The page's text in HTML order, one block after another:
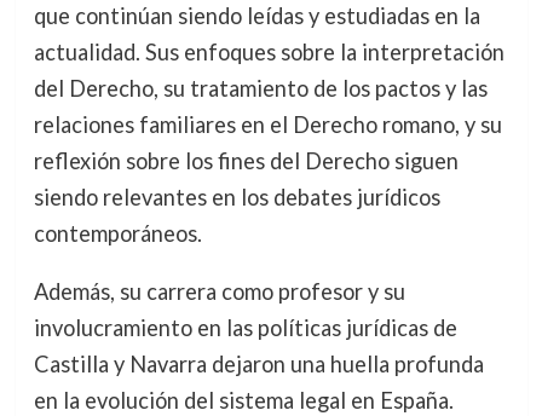
que continúan siendo leídas y estudiadas en la
actualidad. Sus enfoques sobre la interpretación
del Derecho, su tratamiento de los pactos y las
relaciones familiares en el Derecho romano, y su
reflexión sobre los fines del Derecho siguen
siendo relevantes en los debates jurídicos
contemporáneos.
Además, su carrera como profesor y su
involucramiento en las políticas jurídicas de
Castilla y Navarra dejaron una huella profunda
en la evolución del sistema legal en España.